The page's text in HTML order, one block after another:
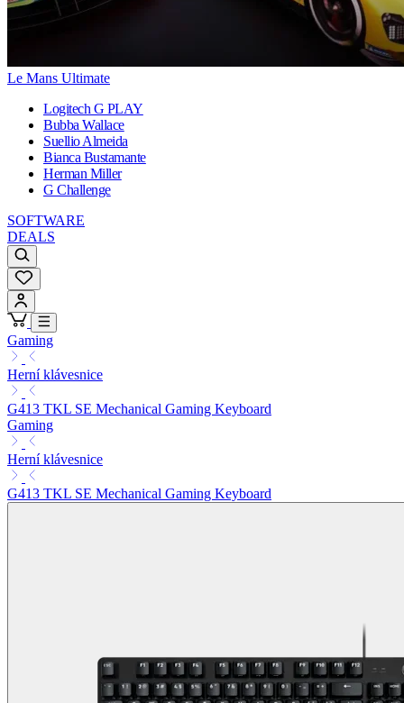
Le Mans Ultimate
Logitech G PLAY
Bubba Wallace
Suellio Almeida
Bianca Bustamante
Herman Miller
G Challenge
SOFTWARE
DEALS
Gaming
Herní klávesnice
G413 TKL SE Mechanical Gaming Keyboard
Gaming
Herní klávesnice
G413 TKL SE Mechanical Gaming Keyboard